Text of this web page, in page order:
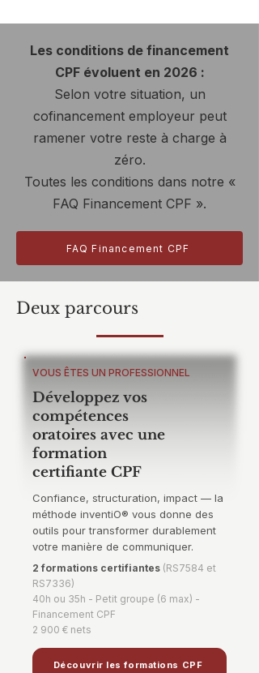
Les conditions de financement
CPF évoluent en 2026 :
Selon votre situation, un
cofinancement employeur peut
ramener votre reste à charge à
zéro.
Toutes les conditions dans notre «
FAQ Financement CPF ».
FAQ Financement CPF
Deux parcours
VOUS ÊTES UN PROFESSIONNEL
Développez vos
compétences
oratoires avec une
formation
certifiante CPF
Confiance, structuration, impact — la
méthode inventiO® vous donne des
outils pour transformer durablement
votre manière de communiquer.
2 formations certifiantes (RS7584 et
RS7336)
40h ou 35h - Petit groupe (6 max) -
Financement CPF
2 900 € nets
Découvrir les formations CPF